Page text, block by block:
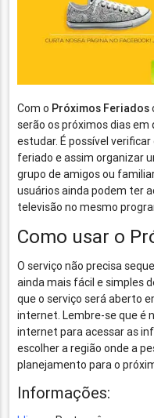
Com o Próximos Feriados
serão os próximos dias
estudar. É possível
feriado e assim organizar
grupo de amigos ou
usuários ainda podem ter
televisão no mesmo
Como usar o
O serviço não precisa
ainda mais fácil e simples
que o serviço será aberto
internet. Lembre-se que é
internet para acessar as
escolher a região onde a
planejamento para o
Informações: